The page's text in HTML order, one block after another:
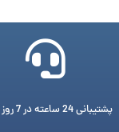
پشتیبانی 24 ساعته در 7 روز هفته